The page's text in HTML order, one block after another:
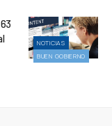
NOTICIAS
BUEN GOBIERNO